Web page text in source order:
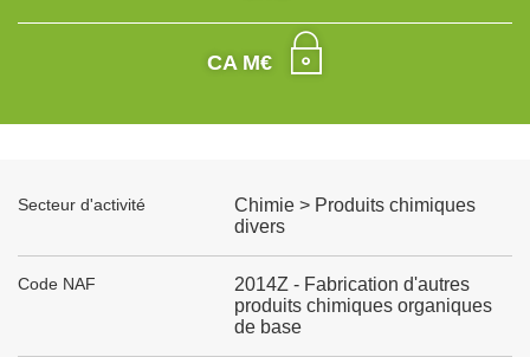
CA M€
Secteur d'activité
Chimie > Produits chimiques
divers
Code NAF
2014Z - Fabrication d'autres
produits chimiques organiques
de base